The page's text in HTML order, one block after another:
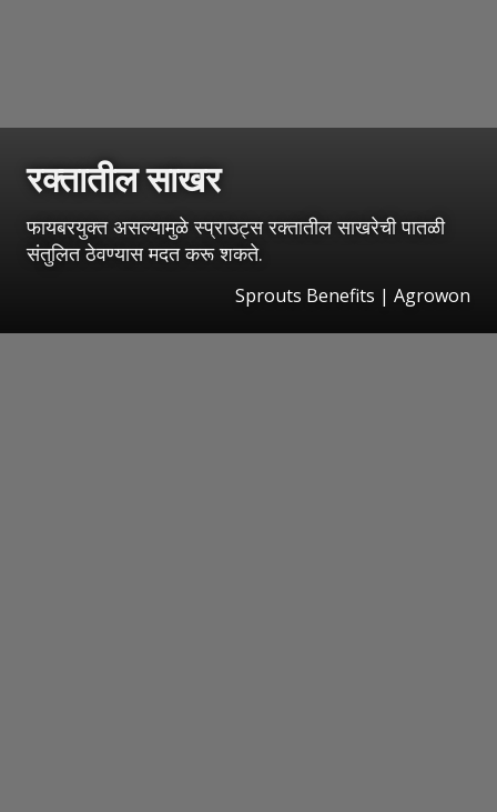
रक्तातील साखर
फायबरयुक्त असल्यामुळे स्प्राउट्स रक्तातील साखरेची पातळी
संतुलित ठेवण्यास मदत करू शकते.
Sprouts Benefits | Agrowon